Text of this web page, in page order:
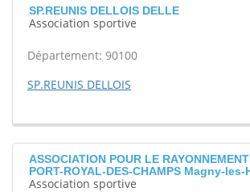
SP.REUNIS DELLOIS DELLE
Association sportive
Département: 90100
SP.REUNIS DELLOIS
ASSOCIATION POUR LE
PORT-ROYAL-DES-CHAMPS Magny-les-
Association sportive